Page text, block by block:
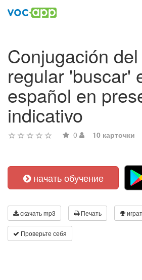
Conjugación
regular 'buscar'
español en
indicativo
0 10 карточки
начать обучение
скачать mp3 Печать
Проверьте себя